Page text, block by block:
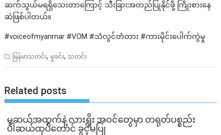
ဆက်သွယ်မရရှိသေးတာကြောင့် သီးခြားအတည်ပြုနိုင်ဖို့ ကြိုးစားနေ
ဆဲဖြစ်ပါတယ်။
#voiceofmyanmar #VOM #သံလွင်တံတား #ကားမိုင်းပေါက်ကွဲမှု
မြန်မာသတင်း,မှုခင်း, သတင်း
Related posts
မူဆယ်အထွက်နဲ့ လားရှိုး အဝင်တွေမှာ တရုတ်ပစ္စည်း
ပါဆယ်ထုပ်တောင် ခွင့်မပြု